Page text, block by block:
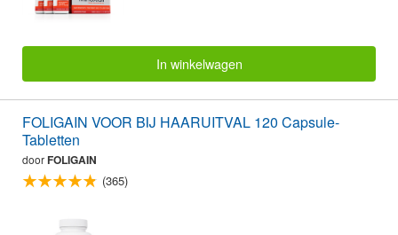
In winkelwagen
FOLIGAIN VOOR BIJ HAARUITVAL 120 Capsule-
Tabletten
doorFOLIGAIN
(365)